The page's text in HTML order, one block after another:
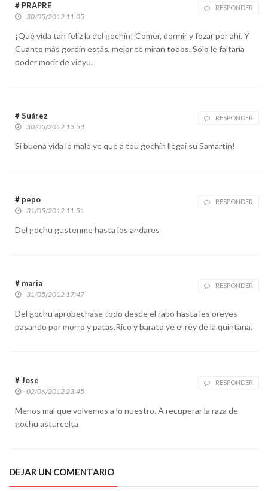
# PRAPRE RESPONDER
30/05/2012 11:05
¡Qué vida tan feliz la del gochín! Comer, dormir y fozar por ahí. Y
Cuanto más gordín estás, mejor te miran todos. Sólo le faltaría
poder morir de vieyu.
# Suárez RESPONDER
30/05/2012 13:54
Si buena vida lo malo ye que a tou gochín llegai su Samartín!
# pepo RESPONDER
31/05/2012 11:51
Del gochu gustenme hasta los andares
# maria RESPONDER
31/05/2012 17:47
Del gochu aprobechase todo desde el rabo hasta les oreyes
pasando por morro y patas.Rico y barato ye el rey de la quintana.
# Jose RESPONDER
02/06/2012 23:45
Menos mal que volvemos a lo nuestro. A recuperar la raza de
gochu asturcelta
DEJAR UN COMENTARIO